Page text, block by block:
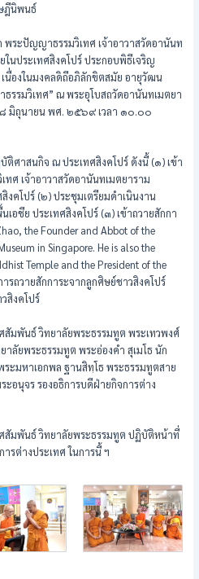
ฎีนิพนธ์
ระปัญญาธรรมวิเทศ เจ้าอาวาสวัดอานันท
นประเทศสิงคโปร์ ประกอบพิธีเจริญ
องในมงคลดิถีอภิลักขิตสมัย อายุวัฒน
รมวิเทศ” ณ พระอุโบสถวัดอานันทเมตยา
๘ มิถุนายน พศ. ๒๕๖๙ เวลา ๑๐.๐๐
ศาสนกิจ ณ ประเทศสิงคโปร์ ดังนี้ (๑) เข้า
ศ เจ้าอาวาสวัดอานันทเมตยาราม
งคโปร์ (๒) ประชุมเตรียมดำเนินงาน
อชีย ประเทศสิงคโปร์ (๓) เข้าถวายสักกา
the Founder and Abbot of the
in Singapore. He is also the
Temple and the President of the
รถวายสักการะจากลูกศิษย์ชาวสิงคโปร์
สิงคโปร์
สัมพันธ์ วิทยาลัยพระธรรมทูต พระเทวพงศ์
ลัยพระธรรมทูต พระอ่องคำ สุเมโธ นัก
ะมหาเอกพล ฐานสิทฺโธ พระธรรมทูตสาย
ะอนุจร รองอธิการบดีฝ่ายกิจการต่าง
สัมพันธ์ วิทยาลัยพระธรรมทูต ปฏิบัติหน้าที่
รต่างประเทศ ในการนี้ ฯ